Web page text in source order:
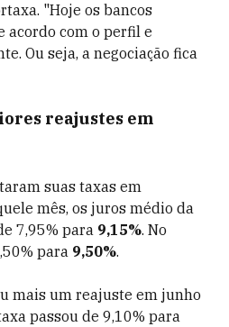
"Hoje os bancos
acordo com o perfil e
Ou seja, a negociação fica
reajustes em
suas taxas em
mês, os juros médio da
7,95% para 9,15%. No
para 9,50%.
mais um reajuste em junho
passou de 9,10% para